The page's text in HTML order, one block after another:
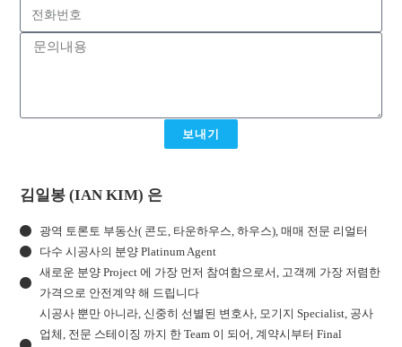
보내기
김일봉 (IAN KIM) 은
광역 토론토 부동산( 콘도, 타운하우스, 하우스), 매매 전문 리얼터
다수 시공사의 분양 Platinum Agent
새로운 분양 Project 에 가장 먼저 참여함으로서, 고객께 가장 저렴한
가격으로 안전계약 해 드립니다
시공사 뿐만 아니라, 신중히 선별된 변호사, 모기지 Specialist, 공사
업체, 전문 스테이징 까지 한 Team 이 되어, 계약시부터 Final